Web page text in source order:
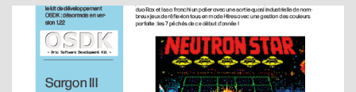
o
m
m
a